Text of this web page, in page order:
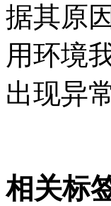
据其原
用环境
出现异
相关标